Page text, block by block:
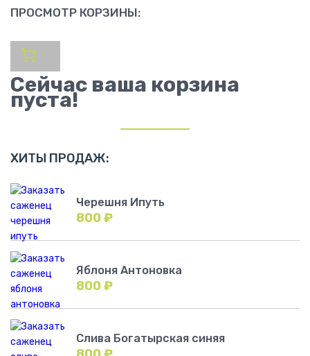
ПРОСМОТР КОРЗИНЫ:
Сейчас ваша корзина
пуста!
ХИТЫ ПРОДАЖ:
Черешня Ипуть
800₽
Яблоня Антоновка
800₽
Слива Богатырская синяя